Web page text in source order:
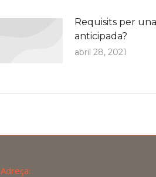
Requisits per
anticipada?
abril 28, 2021
Adreça: